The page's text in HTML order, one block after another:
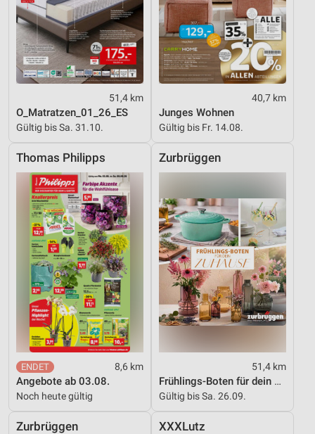
51,4 km
O_Matratzen_01_26_ES
Gültig bis Sa. 31.10.
40,7 km
Junges Wohnen
Gültig bis Fr. 14.08.
Thomas Philipps
8,6 km
Angebote ab 03.08.
Noch heute gültig
Zurbrüggen
51,4 km
Frühlings-Boten für dein Zuhause
Gültig bis Sa. 26.09.
Zurbrüggen XXXLutz